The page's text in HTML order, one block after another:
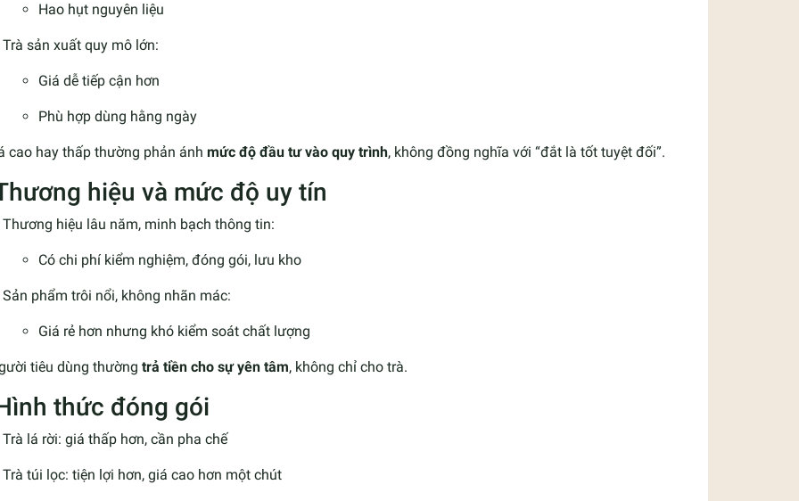
Hao hụt nguyên liệu
Trà sản xuất quy mô lớn:
Giá dễ tiếp cận hơn
Phù hợp dùng hằng ngày
cao hay thấp thường phản ánh mức độ đầu tư vào quy trình, không đồng nghĩa với “đắt là tốt tuyệt đối”.
hiệu và mức độ uy tín
Thương hiệu lâu năm, minh bạch thông tin:
Có chi phí kiểm nghiệm, đóng gói, lưu kho
Sản phẩm trôi nổi, không nhãn mác:
Giá rẻ hơn nhưng khó kiểm soát chất lượng
tiêu dùng thường trả tiền cho sự yên tâm, không chỉ cho trà.
thức đóng gói
Trà lá rời: giá thấp hơn, cần pha chế
Trà túi lọc: tiện lợi hơn, giá cao hơn một chút